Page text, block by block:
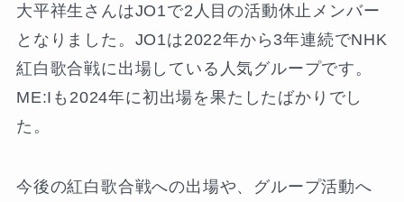
大平祥生さんはJO1で2人目の活動休止メンバー
となりました。JO1は2022年から3年連続でNHK
紅白歌合戦に出場している人気グループです。
ME:Iも2024年に初出場を果たしたばかりでし
た。
今後の紅白歌合戦への出場や、グループ活動へ